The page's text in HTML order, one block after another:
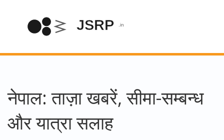
नेपाल: ताज़ा खबरें, सीमा-सम्बन्ध
और यात्रा सलाह